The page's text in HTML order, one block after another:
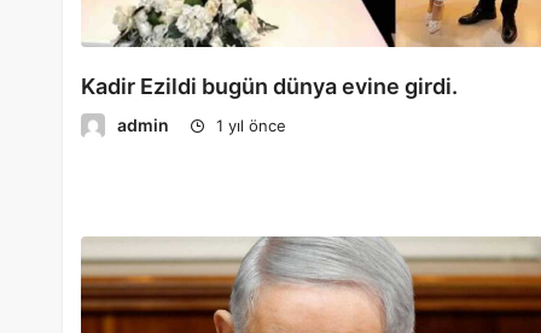
Kadir Ezildi bugün dünya evine girdi.
admin 1 yıl önce